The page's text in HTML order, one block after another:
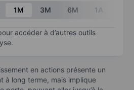
1M 3M 6M 1A
accéder à d’autres outils
en actions présente un
à long terme, mais implique